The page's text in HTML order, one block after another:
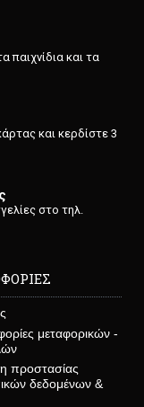
παιχνίδια και τα
και κερδίστε 3
στο τηλ.
μεταφορικών -
προστασίας
δεδομένων &